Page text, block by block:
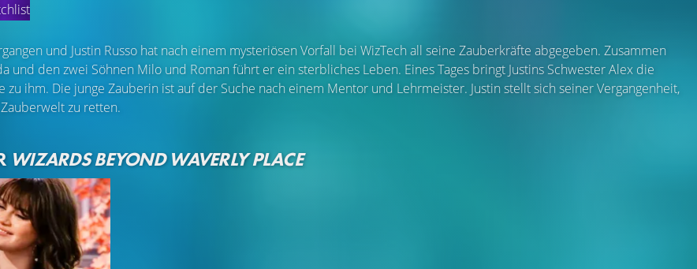
und Justin Russo hat nach einem mysteriösen Vorfall bei WizTech all seine Zauberkräfte abgegeben. Zusammen
und den zwei Söhnen Milo und Roman führt er ein sterbliches Leben. Eines Tages bringt Justins Schwester Alex die
zu ihm. Die junge Zauberin ist auf der Suche nach einem Mentor und Lehrmeister. Justin stellt sich seiner Vergangenheit,
zu retten.
WIZARDS BEYOND WAVERLY PLACE